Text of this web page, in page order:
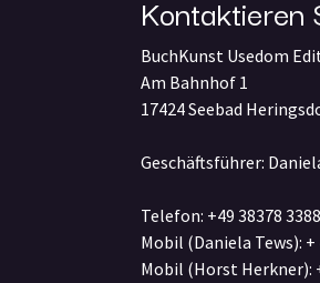
Kontaktieren
BuchKunst Usedom
Am Bahnhof 1
17424 Seebad
Geschäftsführer:
Telefon: +49 38378
Mobil (Daniela Tews): +
Mobil (Horst Herkner):